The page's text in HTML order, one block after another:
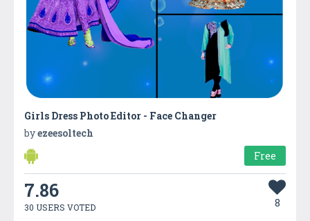
Girls Dress Photo Editor - Face Changer
byezeesoltech
Free
7.86
30 USERS VOTED 8